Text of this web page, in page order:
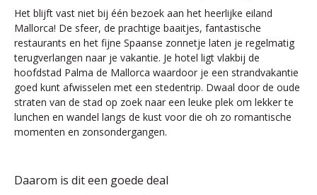
Het blijft vast niet bij één bezoek aan het heerlijke eiland
Mallorca! De sfeer, de prachtige baaitjes, fantastische
restaurants en het fijne Spaanse zonnetje laten je regelmatig
terugverlangen naar je vakantie. Je hotel ligt vlakbij de
hoofdstad Palma de Mallorca waardoor je een strandvakantie
goed kunt afwisselen met een stedentrip. Dwaal door de oude
straten van de stad op zoek naar een leuke plek om lekker te
lunchen en wandel langs de kust voor die oh zo romantische
momenten en zonsondergangen.
Daarom is dit een goede deal